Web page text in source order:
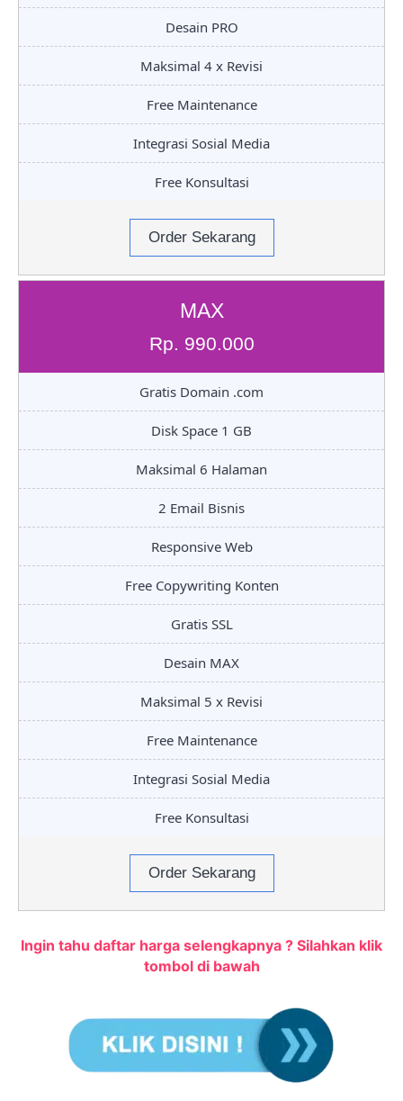
Desain PRO
Maksimal 4 x Revisi
Free Maintenance
Integrasi Sosial Media
Free Konsultasi
Order Sekarang
MAX
Rp. 990.000
Gratis Domain .com
Disk Space 1 GB
Maksimal 6 Halaman
2 Email Bisnis
Responsive Web
Free Copywriting Konten
Gratis SSL
Desain MAX
Maksimal 5 x Revisi
Free Maintenance
Integrasi Sosial Media
Free Konsultasi
Order Sekarang
Ingin tahu daftar harga selengkapnya ? Silahkan klik
tombol di bawah